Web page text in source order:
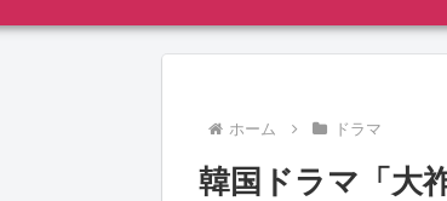
ホーム ドラマ
韓国ドラマ「大